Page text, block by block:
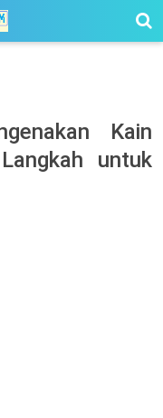
Kain
untuk